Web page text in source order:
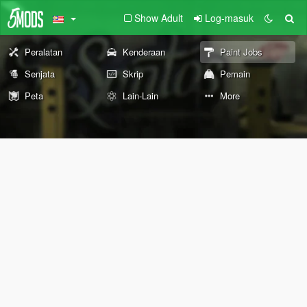
Show Adult Log-masuk
Peralatan Kenderaan
Paint Jobs
Senjata
Skrip
Pemain
Peta
Lain-Lain More